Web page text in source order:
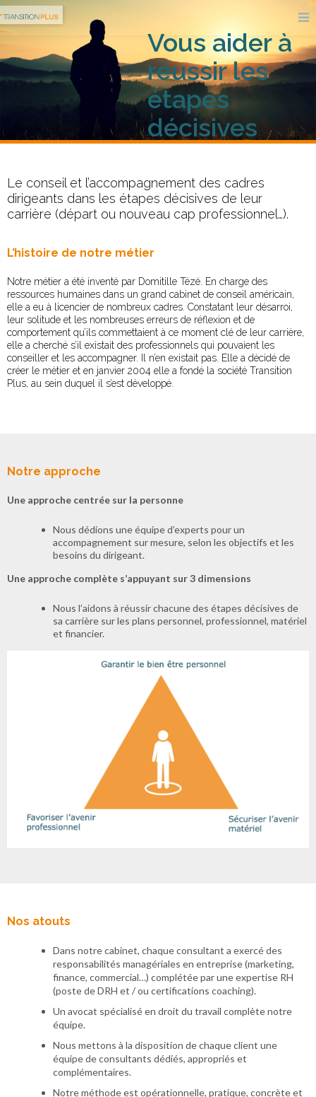
Vous aider à
réussir les
étapes
décisives
carrière
Le conseil et l’accompagnement des cadres
dirigeants dans les étapes décisives de leur
carrière (départ ou nouveau cap professionnel…).
L’histoire de notre métier
Notre métier a été inventé par Domitille Tézé. En charge des
ressources humaines dans un grand cabinet de conseil américain,
elle a eu à licencier de nombreux cadres. Constatant leur désarroi,
leur solitude et les nombreuses erreurs de réflexion et de
comportement qu’ils commettaient à ce moment clé de leur carrière,
elle a cherché s’il existait des professionnels qui pouvaient les
conseiller et les accompagner. Il n’en existait pas. Elle a décidé de
créer le métier et en janvier 2004 elle a fondé la société Transition
Plus, au sein duquel il s’est développé.
Notre approche
Une approche centrée sur la personne
Nous dédions une équipe d’experts pour un
accompagnement sur mesure, selon les objectifs et les
besoins du dirigeant.
Une approche complète s’appuyant sur 3 dimensions
Nous l’aidons à réussir chacune des étapes décisives de
sa carrière sur les plans personnel, professionnel, matériel
et financier.
Nos atouts
Dans notre cabinet, chaque consultant a exercé des
responsabilités managériales en entreprise (marketing,
finance, commercial…) complétée par une expertise RH
(poste de DRH et / ou certifications coaching).
Un avocat spécialisé en droit du travail complète notre
équipe.
Nous mettons à la disposition de chaque client une
équipe de consultants dédiés, appropriés et
complémentaires.
Notre méthode est opérationnelle, pratique, concrète et